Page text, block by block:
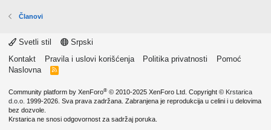
Članovi
Svetli stil
Srpski
Kontakt
Pravila i uslovi korišćenja Politika privatnosti
Pomoć
Naslovna
R
Community platform by XenForo® © 2010-2025 XenForo Ltd. Copyright © Krstarica
d.o.o. 1999-2026. Sva prava zadržana. Zabranjena je reprodukcija u celini i u delovima
bez dozvole.
Krstarica ne snosi odgovornost za sadržaj poruka.